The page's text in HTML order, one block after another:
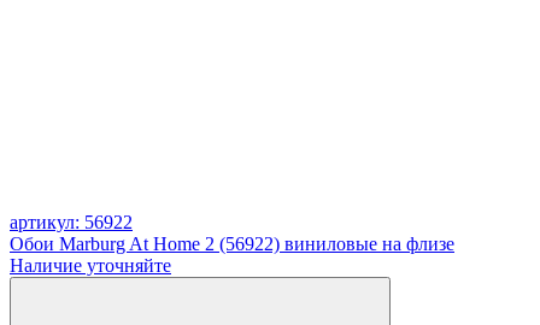
артикул: 56922
Обои Marburg At Home 2 (56922) виниловые на флизе
Наличие уточняйте